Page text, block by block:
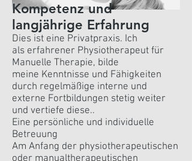
Kompetenz und
langjährige Erfahrung
Dies ist eine Privatpraxis. Ich
als erfahrener Physiotherapeut für
Manuelle Therapie, bilde
meine Kenntnisse und Fähigkeiten
durch regelmäßige interne und
externe Fortbildungen stetig weiter
und vertiefe diese..
Eine persönliche und individuelle
Betreuung
Am Anfang der physiotherapeutischen
oder manualtherapeutischen